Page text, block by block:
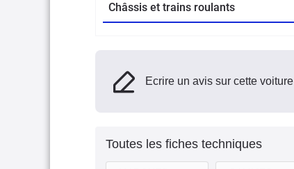
Châssis et trains roulants
Ecrire un avis sur cette voiture
Toutes les fiches techniques